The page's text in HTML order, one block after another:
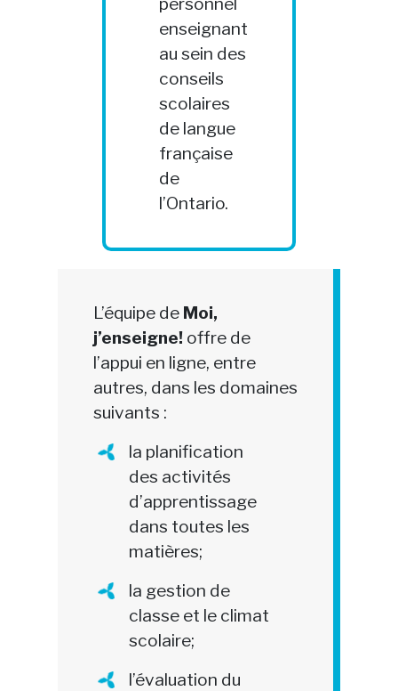
enseignant
au sein des
conseils
scolaires
de langue
française
de
l’Ontario.
L’équipe de Moi,
j’enseigne! offre de
l’appui en ligne, entre
autres, dans les domaines
suivants :
la planification
des activités
d’apprentissage
dans toutes les
matières;
la gestion de
classe et le climat
scolaire;
l’évaluation du